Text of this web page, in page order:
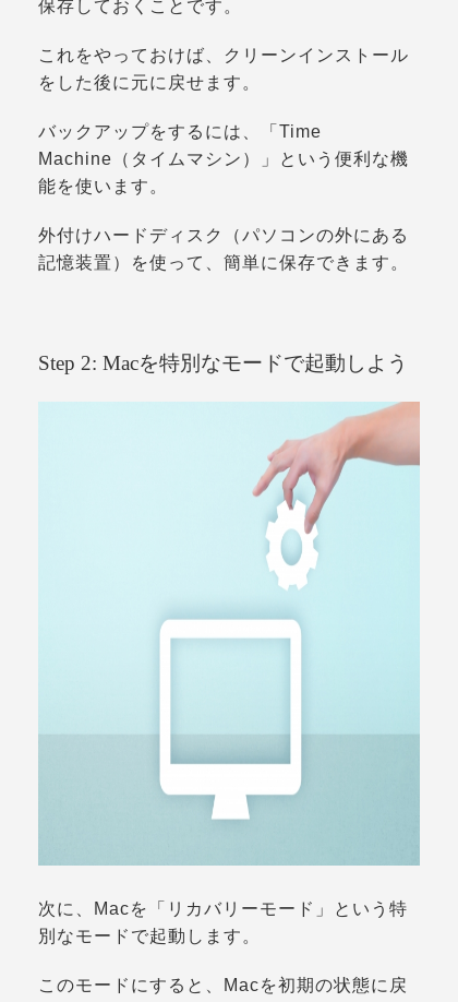
保存しておくことです。
これをやっておけば、クリーンインストール
をした後に元に戻せます。
バックアップをするには、「 Time
Machine（タイムマシン）
」という便利な機
能を使います。
外付けハードディスク（パソコンの外にある
記憶装置）を使って、簡単に保存できます。
Step 2: Macを特別なモードで起動しよう
次に、Macを「 リカバリーモード 」という特
別なモードで起動します。
このモードにすると、Macを初期の状態に戻